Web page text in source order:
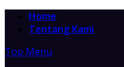
Home
Tentang Kami
Top Menu